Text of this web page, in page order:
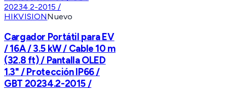
HIKVISIONNuevo
Cargador Portátil para EV
/ 16A / 3.5 kW / Cable 10 m
(32.8 ft) / Pantalla OLED
1.3" / Protección IP66 /
GBT 20234.2-2015 /